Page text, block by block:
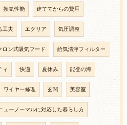
換気性能 建ててからの費用
工夫 エクリア 気圧調整
ロン式吸気フード 給気清浄フィルター
ィ 快適 夏休み 能登の海
ワイヤー修理 玄関 美容室
ューノーマルに対応した暮らし方